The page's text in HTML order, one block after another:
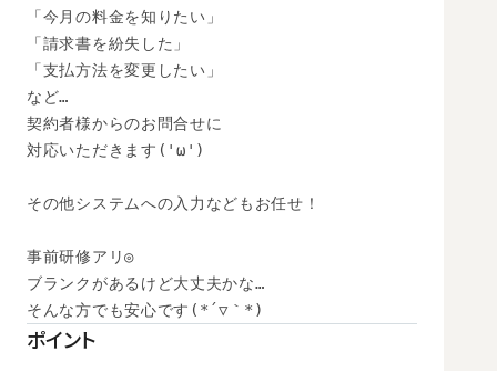
「今月の料金を知りたい」
「請求書を紛失した」
「支払方法を変更したい」
など…
契約者様からのお問合せに
対応いただきます('ω')
その他システムへの入力などもお任せ！
事前研修アリ◎
ブランクがあるけど大丈夫かな…
そんな方でも安心です(*´▽｀*)
ポイント